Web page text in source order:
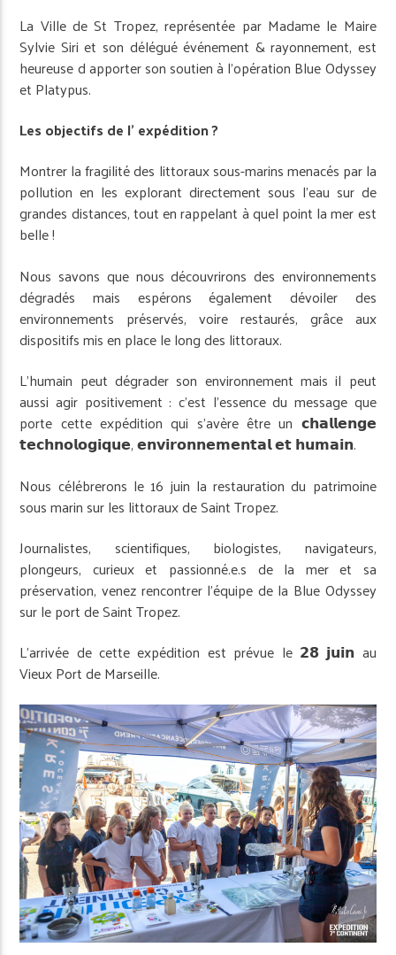
La Ville de St Tropez, représentée par Madame le Maire
Sylvie Siri et son délégué événement & rayonnement, est
heureuse d apporter son soutien à l’opération Blue Odyssey
et Platypus.
Les objectifs de l’ expédition ?
Montrer la fragilité des littoraux sous-marins menacés par la
pollution en les explorant directement sous l’eau sur de
grandes distances, tout en rappelant à quel point la mer est
belle !
Nous savons que nous découvrirons des environnements
dégradés mais espérons également dévoiler des
environnements préservés, voire restaurés, grâce aux
dispositifs mis en place le long des littoraux.
L’humain peut dégrader son environnement mais il peut
aussi agir positivement : c’est l’essence du message que
porte cette expédition qui s’avère être un 𝗰𝗵𝗮𝗹𝗹𝗲𝗻𝗴𝗲
𝘁𝗲𝗰𝗵𝗻𝗼𝗹𝗼𝗴𝗶𝗾𝘂𝗲, 𝗲𝗻𝘃𝗶𝗿𝗼𝗻𝗻𝗲𝗺𝗲𝗻𝘁𝗮𝗹 𝗲𝘁 𝗵𝘂𝗺𝗮𝗶𝗻.
Nous célébrerons le 16 juin la restauration du patrimoine
sous marin sur les littoraux de Saint Tropez.
Journalistes, scientifiques, biologistes, navigateurs,
plongeurs, curieux et passionné.e.s de la mer et sa
préservation, venez rencontrer l’équipe de la Blue Odyssey
sur le port de Saint Tropez.
L’arrivée de cette expédition est prévue le 𝟮𝟴 𝗷𝘂𝗶𝗻 au
Vieux Port de Marseille.